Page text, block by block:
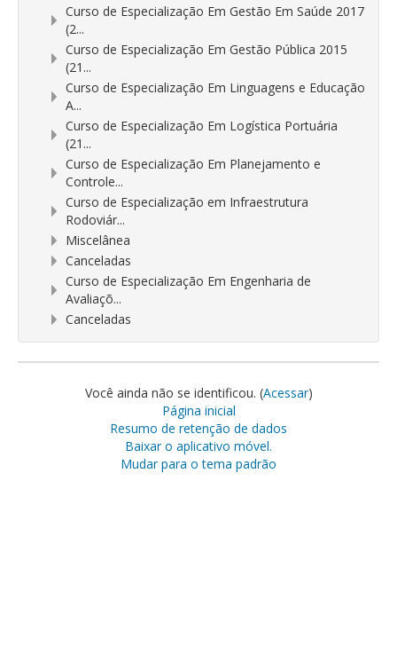
Curso de Especialização Em Gestão Em Saúde 2017
(2...
Curso de Especialização Em Gestão Pública 2015
(21...
Curso de Especialização Em Linguagens e Educação
A...
Curso de Especialização Em Logística Portuária
(21...
Curso de Especialização Em Planejamento e
Controle...
Curso de Especialização em Infraestrutura
Rodoviár...
Miscelânea
Canceladas
Curso de Especialização Em Engenharia de
Avaliaçõ...
Canceladas
Você ainda não se identificou. (Acessar)
Página inicial
Resumo de retenção de dados
Baixar o aplicativo móvel.
Mudar para o tema padrão